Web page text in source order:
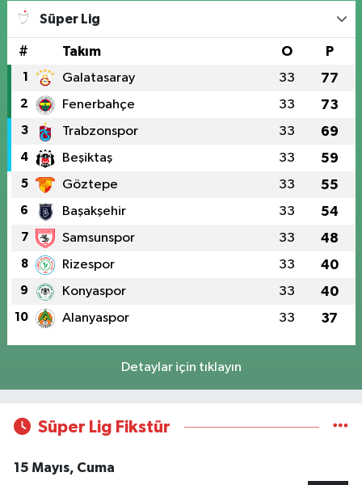
Süper Lig
# Takım O P
1 Galatasaray 33 77
2 Fenerbahçe 33 73
3 Trabzonspor 33 69
4 Beşiktaş 33 59
5 Göztepe 33 55
6 Başakşehir 33 54
7 Samsunspor 33 48
8 Rizespor 33 40
9 Konyaspor 33 40
10 Alanyaspor 33 37
Detaylar için tıklayın
Süper Lig Fikstür
15 Mayıs, Cuma